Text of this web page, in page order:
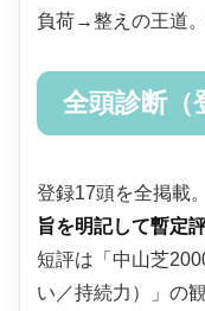
負荷→整えの王道
全頭診断（
登録17頭を全掲載。
旨を明記して暫定
短評は「中山芝
い／持続力）」の